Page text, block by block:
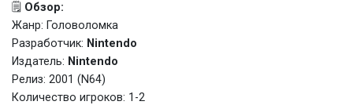
🗒️ Обзор:
Жанр: Головоломка
Разработчик: Nintendo
Издатель: Nintendo
Релиз: 2001 (N64)
Количество игроков: 1-2